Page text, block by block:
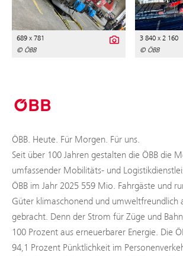
689 x 781
© ÖBB
3 840 x 2 160
© ÖBB
ÖBB. Heute. Für Morgen. Für uns.
Seit über 100 Jahren gestalten die ÖBB die
umfassender Mobilitäts- und
ÖBB im Jahr 2025 559 Mio. Fahrgäste und
Güter klimaschonend und umweltfreundlich
gebracht. Denn der Strom für Züge und
100 Prozent aus erneuerbarer Energie. Die
94,1 Prozent Pünktlichkeit im